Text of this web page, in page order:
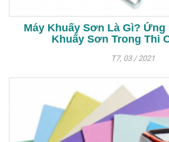
Máy Khuấy Sơn Là Gì? Ứng
Khuấy Sơn Trong Thi
T7, 03 / 2021